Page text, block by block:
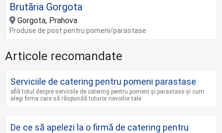
Brutăria Gorgota
Gorgota, Prahova
Produse de post pentru pomeni/parastase
Articole recomandate
Serviciile de catering pentru pomeni parastase
află totul despre serviciile de catering pentru pomeni și parastase și cum
alegi firma care să răspundă tuturor nevoilor tale
De ce să apelezi la o firmă de catering pentru